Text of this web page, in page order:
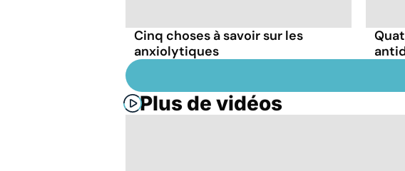
Cinq choses à savoir sur les
anxiolytiques
Plus de vidéos